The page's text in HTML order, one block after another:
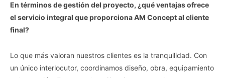
En términos de gestión del proyecto, ¿qué ventajas ofrece
el servicio integral que proporciona AM Concept al cliente
final?
Lo que más valoran nuestros clientes es la tranquilidad. Con
un único interlocutor, coordinamos diseño, obra, equipamiento